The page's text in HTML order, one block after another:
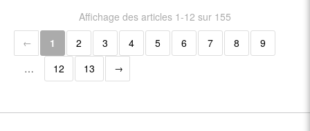
Affichage des articles 1-12 sur 155
1
2 3 4 5 6 7 8
9
…
12 13